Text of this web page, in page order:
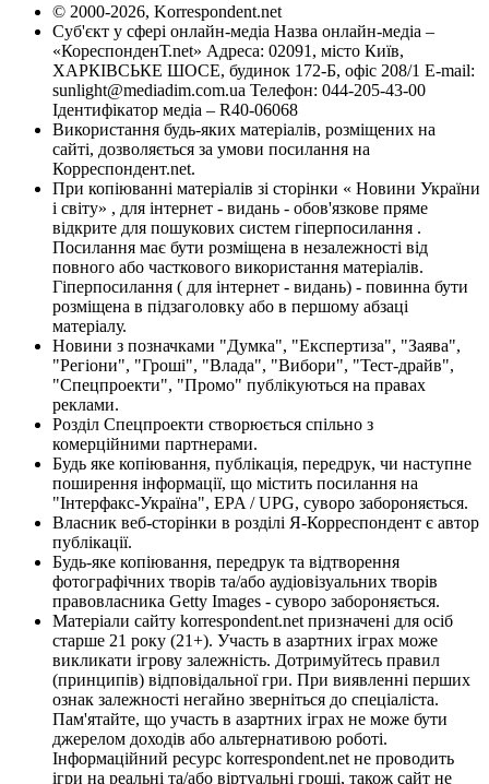
© 2000-2026, Korrespondent.net
Суб'єкт у сфері онлайн-медіа Назва онлайн-медіа –
«КореспонденТ.net» Адреса: 02091, місто Київ,
ХАРКІВСЬКЕ ШОСЕ, будинок 172-Б, офіс 208/1 E-mail:
sunlight@mediadim.com.ua Телефон: 044-205-43-00
Ідентифікатор медіа – R40-06068
Використання будь-яких матеріалів, розміщених на
сайті, дозволяється за умови посилання на
Корреспондент.net.
При копіюванні матеріалів зі сторінки « Новини України
і світу» , для інтернет - видань - обов'язкове пряме
відкрите для пошукових систем гіперпосилання .
Посилання має бути розміщена в незалежності від
повного або часткового використання матеріалів.
Гіперпосилання ( для інтернет - видань) - повинна бути
розміщена в підзаголовку або в першому абзаці
матеріалу.
Новини з позначками "Думка", "Експертиза", "Заява",
"Регіони", "Гроші", "Влада", "Вибори", "Тест-драйв",
"Спецпроекти", "Промо" публікуються на правах
реклами.
Розділ Спецпроекти створюється спільно з
комерційними партнерами.
Будь яке копіювання, публікація, передрук, чи наступне
поширення інформації, що містить посилання на
"Інтерфакс-Україна", EPA / UPG, суворо забороняється.
Власник веб-сторінки в розділі Я-Корреспондент є автор
публікації.
Будь-яке копіювання, передрук та відтворення
фотографічних творів та/або аудіовізуальних творів
правовласника Getty Images - суворо забороняється.
Матеріали сайту korrespondent.net призначені для осіб
старше 21 року (21+). Участь в азартних іграх може
викликати ігрову залежність. Дотримуйтесь правил
(принципів) відповідальної гри. При виявленні перших
ознак залежності негайно зверніться до спеціаліста.
Пам'ятайте, що участь в азартних іграх не може бути
джерелом доходів або альтернативою роботі.
Інформаційний ресурс korrespondent.net не проводить
ігри на реальні та/або віртуальні гроші, також сайт не